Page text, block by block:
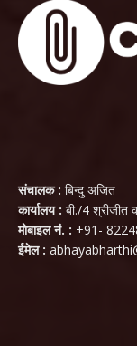
संचालक : बिन्दु अजित
कार्यालय : बी./4 श्रीजीत
मोबाइल नं. : +91-
ईमेल :